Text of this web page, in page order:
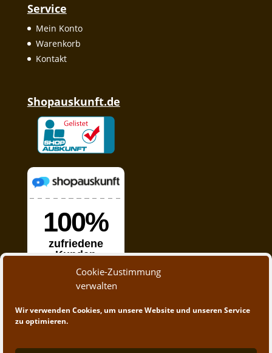
Cookie-Zustimmung
verwalten
Wir verwenden Cookies, um unsere Website und unseren Service
zu optimieren.
Service
Mein Konto
Warenkorb
Kontakt
Shopauskunft.de